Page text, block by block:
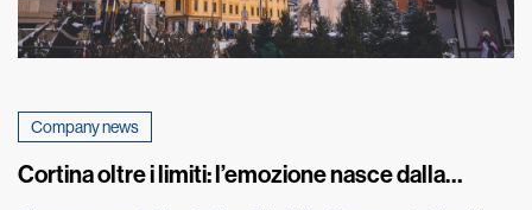
Company news
Cortina oltre i limiti: l’emozione nasce dalla